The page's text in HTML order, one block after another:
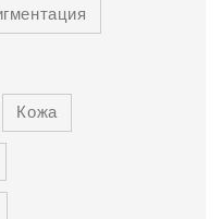
Кожа